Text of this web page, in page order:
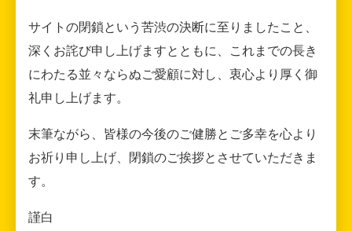
サイトの閉鎖という苦渋の決断に至りましたこと、
深くお詫び申し上げますとともに、これまでの長き
にわたる並々ならぬご愛顧に対し、衷心より厚く御
礼申し上げます。
末筆ながら、皆様の今後のご健勝とご多幸を心より
お祈り申し上げ、閉鎖のご挨拶とさせていただきま
す。
謹白